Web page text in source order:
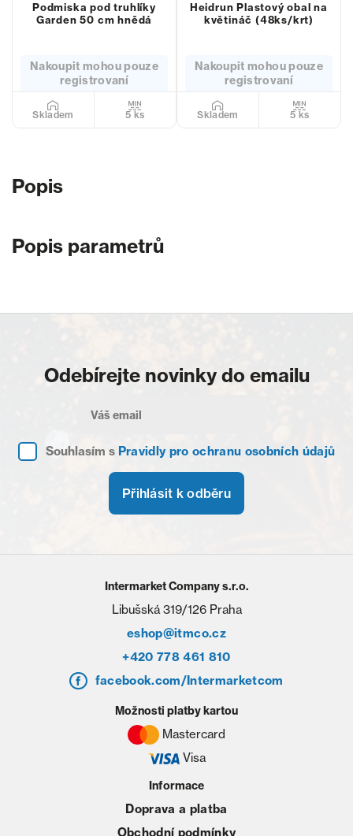
Podmiska pod truhlíky
Garden 50 cm hnědá
Nakoupit mohou pouze
registrovaní
Skladem 5 ks
Heidrun Plastový obal na
květináč (48ks/krt)
Nakoupit mohou pouze
registrovaní
Skladem 5 ks
Popis
Popis parametrů
Odebírejte novinky do emailu
Souhlasím s Pravidly pro ochranu osobních údajů
Přihlásit k odběru
Intermarket Company s.r.o.
Libušská 319/126 Praha
eshop@itmco.cz
+420 778 461 810
facebook.com/Intermarketcom
Informace
Doprava a platba
Obchodní podmínky
Možnosti platby kartou
Mastercard
Visa